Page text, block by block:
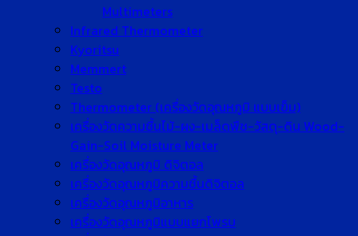
Multimeters
Infrared Thermometer
Kyoritsu
Memmert
Testo
Thermometer (เครื่องวัดอุณหภูมิ แบบเข็ม)
เครื่องวัดความชื้นไม้-ผง-เมล็ดพืช-วัสดุ-ดิน Wood-
Gain-Soil Moisture Meter
เครื่องวัดอุณหภูมิ ดิจิตอล
เครื่องวัดอุณหภูมิความชื้นดิจิตอล
เครื่องวัดอุณหภูมิอาหาร
เครื่องวัดอุณหภูมิแบบแยกโพรบ